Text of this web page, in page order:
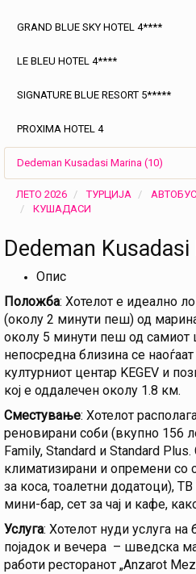
GRAND BLUE SKY HOTEL 4****
LE BLEU HOTEL 4****
SIGNATURE BLUE RESORT 5*****
PROXIMA HOTEL 4
Dedeman Kusadasi Marina (10)
ЛЕТО 2026 ТУРЦИЈА
КУШАДАСИ
Dedeman
Опис
Положба: Хотелот е идеално
(околу 2 минути пеш) од
околу 5 минути пеш од самиот
непосредна близина се
културниот центар KEGEV и
кој е оддалечен околу 1.8 км.
Сместување: Хотелот
реновирани соби (вкупно 156
Family, Standard и Standard
климатизирани и опремени со
за коса, тоалетни додатоци),
мини-бар, сет за чај и кафе,
Услуга: Хотелот нуди услуга на
појадок и вечера – шведска
работи ресторанот „Anzarot